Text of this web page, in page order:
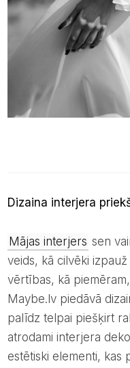
Dizaina interjera
Mājas interjers sen
veids, kā cilvēki
vērtības, kā
Maybe.lv piedāvā
palīdz telpai piešķirt
atrodami interjera
estētiski elementi, kas